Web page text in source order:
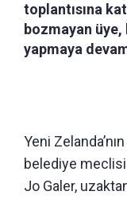
toplantısına
bozmayan üye,
yapmaya
Yeni
belediye
Jo Galer,